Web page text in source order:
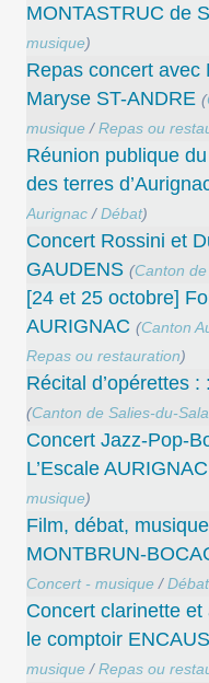
MONTASTRUC de
musique)
Repas concert avec
Maryse ST-ANDRE (
musique /Repas ou
Réunion publique
des terres
Aurignac /Débat)
Concert Rossini et
GAUDENS (Canton
[24 et 25 octobre]
AURIGNAC (Canton
Repas ou restauration)
Récital d’opérettes
(Canton de Salies-du-
Concert Jazz-Pop-
L’Escale AURIGNAC
musique)
Film, débat,
MONTBRUN-
Concert - musique /Débat
Concert clarinette
le comptoir
musique /Repas ou